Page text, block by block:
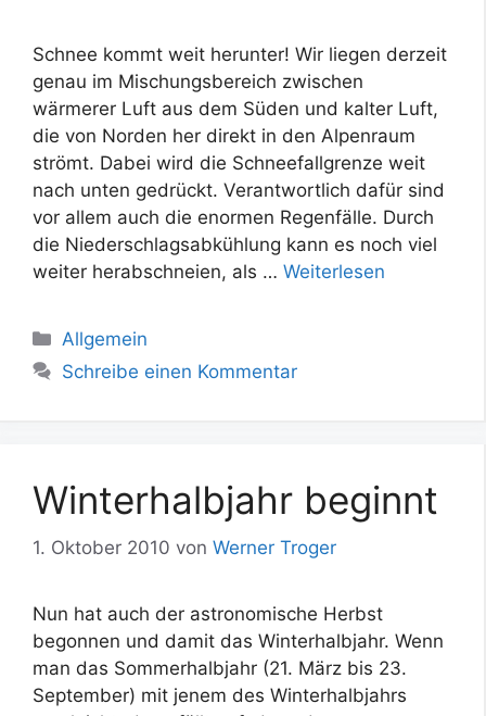
Schnee kommt weit herunter! Wir liegen derzeit
genau im Mischungsbereich zwischen
wärmerer Luft aus dem Süden und kalter Luft,
die von Norden her direkt in den Alpenraum
strömt. Dabei wird die Schneefallgrenze weit
nach unten gedrückt. Verantwortlich dafür sind
vor allem auch die enormen Regenfälle. Durch
die Niederschlagsabkühlung kann es noch viel
weiter herabschneien, als … Weiterlesen
Kategorien
Allgemein
Schreibe einen Kommentar
Winterhalbjahr beginnt
1. Oktober 2010 von Werner Troger
Nun hat auch der astronomische Herbst
begonnen und damit das Winterhalbjahr. Wenn
man das Sommerhalbjahr (21. März bis 23.
September) mit jenem des Winterhalbjahrs